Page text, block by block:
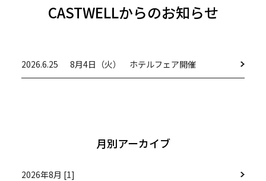
CASTWELLからのお知らせ
2026.6.25 8月4日（火） ホテルフェア開催
月別アーカイブ
2026年8月 [1]